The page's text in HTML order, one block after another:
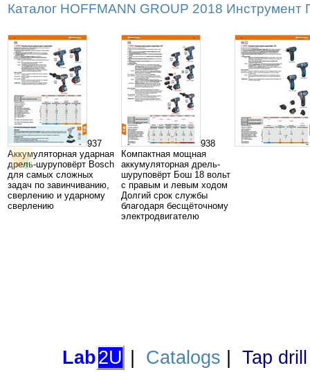
Каталог HOFFMANN GROUP 2018
937
Аккумуляторная ударная
дрель-шуруповёрт Bosch
для самых сложных
задач по завинчиванию,
сверлению и ударному
сверлению
938
Компактная мощная
аккумуляторная дрель-
шуруповёрт Бош 18 вольт
с правым и левым ходом
Долгий срок службы
благодаря бесщёточному
электродвигателю
Lab2U Catalogs Tap